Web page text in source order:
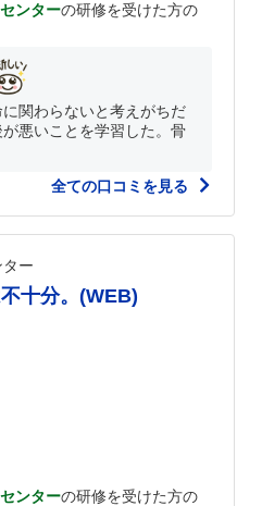
ンターの研修を受けた方の
関わらないと考えがちだ
悪いことを学習した。骨
全ての口コミを見る
ー
十分。(WEB)
ンターの研修を受けた方の